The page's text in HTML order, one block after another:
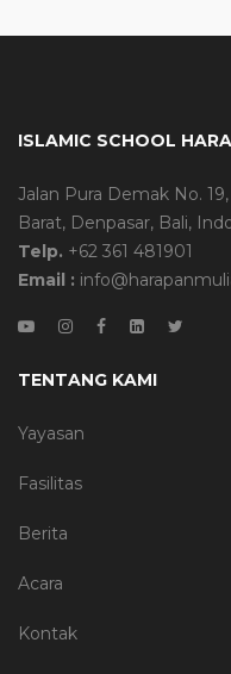
ISLAMIC SCHOOL
Jalan Pura Demak No.
Barat, Denpasar, Bali,
Telp. +62 361 481901
Email :
TENTANG KAMI
Yayasan
Fasilitas
Berita
Acara
Kontak